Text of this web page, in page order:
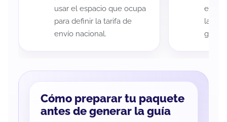
usar el espacio que ocupa
para definir la tarifa de
envío nacional.
eso
la
guía
Cómo preparar tu paquete
antes de generar la guía